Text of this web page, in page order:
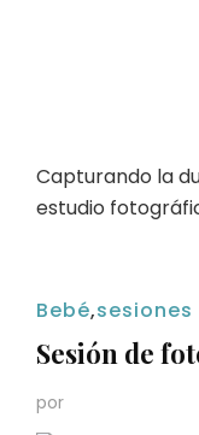
Capturando la
estudio
Bebé,
Sesión de
por